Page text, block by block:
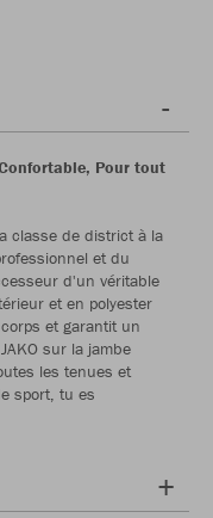
Pour tout
classe de district à la
et du
d'un véritable
et en polyester
et garantit un
sur la jambe
les tenues et
sport, tu es